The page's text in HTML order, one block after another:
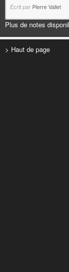
Écrit par Pierre Vallet
Plus de notes
> Haut de page